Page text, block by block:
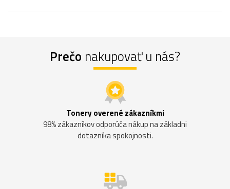
Prečo nakupovať u nás?
Tonery overené zákazníkmi
98% zákazníkov odporúča nákup na základni
dotazníka spokojnosti.